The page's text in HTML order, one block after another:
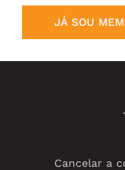
JÁ SOU
Cancelar a